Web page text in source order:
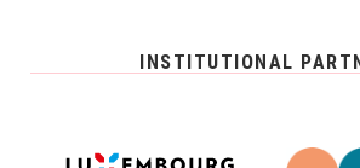
INSTITUTIONAL